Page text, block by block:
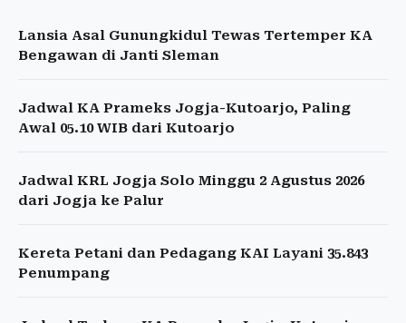
Lansia Asal Gunungkidul Tewas Tertemper KA
Bengawan di Janti Sleman
Jadwal KA Prameks Jogja-Kutoarjo, Paling
Awal 05.10 WIB dari Kutoarjo
Jadwal KRL Jogja Solo Minggu 2 Agustus 2026
dari Jogja ke Palur
Kereta Petani dan Pedagang KAI Layani 35.843
Penumpang